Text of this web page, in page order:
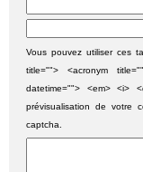
Vous pouvez utiliser ces
title=""> <acronym
datetime=""> <em> <i>
prévisualisation de votre
captcha.